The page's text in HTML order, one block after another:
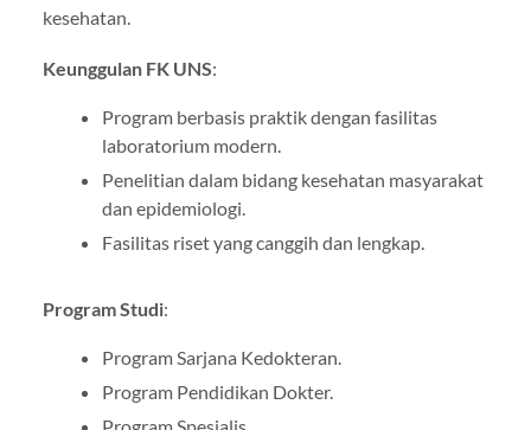
kesehatan.
Keunggulan FK UNS:
Program berbasis praktik dengan fasilitas
laboratorium modern.
Penelitian dalam bidang kesehatan masyarakat
dan epidemiologi.
Fasilitas riset yang canggih dan lengkap.
Program Studi:
Program Sarjana Kedokteran.
Program Pendidikan Dokter.